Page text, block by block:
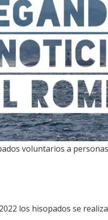
voluntarios a
los hisopados se